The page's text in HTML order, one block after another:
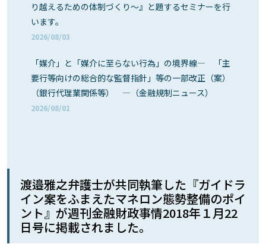
り越えるための体制づくり～』と題するセミナーを行
います。
2026/08/03
「媒介」と「媒介に至らない行為」の境界線― 「主
要行等向けの総合的な監督指針」等の一部改正（案）
（銀行代理業関係等） ―（金融規制ニュース）
2026/08/01
渡邉雅之弁護士が共同執筆した『ガイドラ
イン案をふまえたマネロン態勢整備のポイ
ント』が週刊金融財政事情2018年１月22
日号に掲載されました。